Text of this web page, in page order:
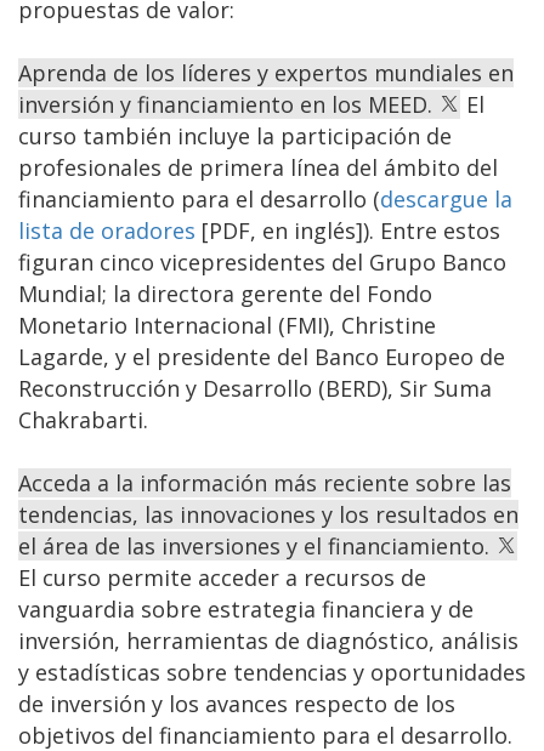
propuestas de valor:
Aprenda de los líderes y expertos mundiales en
inversión y financiamiento en los MEED.
El
curso también incluye la participación de
profesionales de primera línea del ámbito del
financiamiento para el desarrollo (descargue la
lista de oradores [PDF, en inglés]). Entre estos
figuran cinco vicepresidentes del Grupo Banco
Mundial; la directora gerente del Fondo
Monetario Internacional (FMI), Christine
Lagarde, y el presidente del Banco Europeo de
Reconstrucción y Desarrollo (BERD), Sir Suma
Chakrabarti.
Acceda a la información más reciente sobre las
tendencias, las innovaciones y los resultados en
el área de las inversiones y el financiamiento.
El curso permite acceder a recursos de
vanguardia sobre estrategia financiera y de
inversión, herramientas de diagnóstico, análisis
y estadísticas sobre tendencias y oportunidades
de inversión y los avances respecto de los
objetivos del financiamiento para el desarrollo.